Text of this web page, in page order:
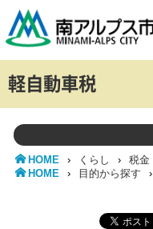
軽自動車税
HOME › くらし › 税金
HOME
› 目的から探す ›